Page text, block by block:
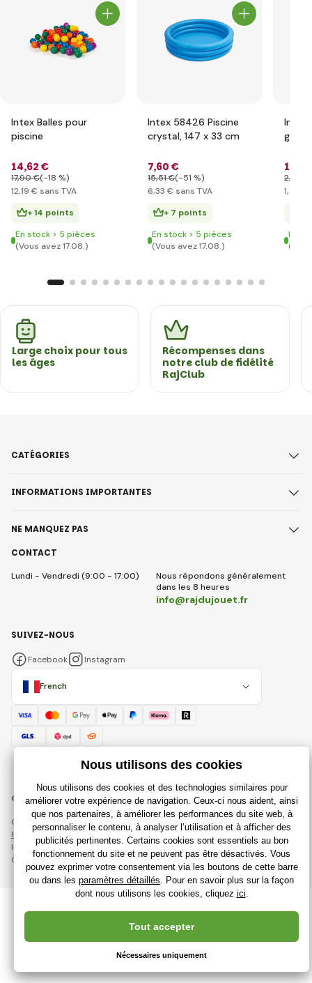
Intex Balles pour
piscine
14,62 €
17,90 €(-18 %)
12,19 € sans TVA
+ 14 points
En stock > 5 pièces
(Vous avez 17.08.)
Intex 58426 Piscine
crystal, 147 x 33 cm
7,60 €
15,51 €(-51 %)
6,33 € sans TVA
+ 7 points
En stock > 5 pièces
(Vous avez 17.08.)
Intex
1
2,90 €
1,46 €
En
Large choix pour tous
les âges
Récompenses dans
notre club de fidélité
RajClub
CONTACT
Lundi - Vendredi (9:00 - 17:00)
Nous répondons généralement
dans les 8 heures
info@rajdujouet.fr
CATÉGORIES
INFORMATIONS IMPORTANTES
NE MANQUEZ PAS
French
SUIVEZ-NOUS
Facebook Instagram
© 2018 - 2026 Rajdujouet.fr, Tous droits réservés
Cette page est protégée par reCAPTCHA et s'appliquent
Règles de protection des données personnelles
sociétés Google et
leur
Conditions contractuelles.
Création de boutiques en ligne performantes à partir deRIESENIA